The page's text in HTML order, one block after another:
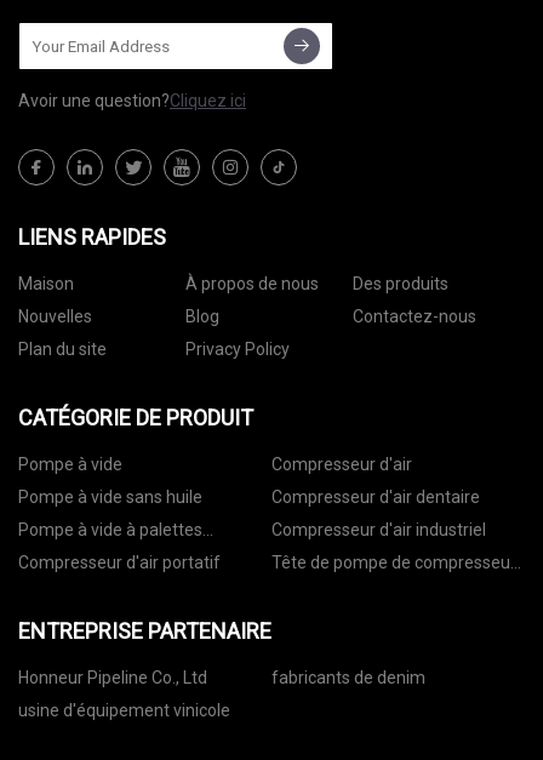
Avoir une question?Cliquez ici
LIENS RAPIDES
Maison À propos de nous
Des produits
Nouvelles
Blog
Contactez-nous
Plan du site
Privacy Policy
CATÉGORIE DE PRODUIT
Pompe à vide
Compresseur d'air
Pompe à vide sans huile
Compresseur d'air dentaire
Pompe à vide à palettes
rotatives
Compresseur d'air industriel
Compresseur d'air portatif
Tête de pompe de compresseur
ENTREPRISE PARTENAIRE
Honneur Pipeline Co., Ltd
fabricants de denim
usine d'équipement vinicole